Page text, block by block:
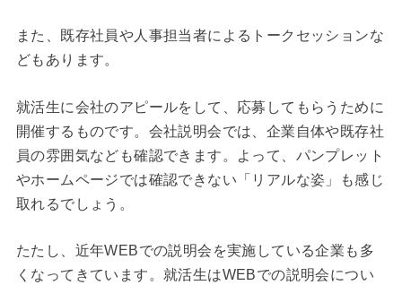
また、既存社員や人事担当者によるトークセッションな
どもあります。
就活生に会社のアピールをして、応募してもらうために
開催するものです。会社説明会では、企業自体や既存社
員の雰囲気なども確認できます。よって、パンプレット
やホームページでは確認できない「リアルな姿」も感じ
取れるでしょう。
たたし、近年WEBでの説明会を実施している企業も多
くなってきています。就活生はWEBでの説明会につい